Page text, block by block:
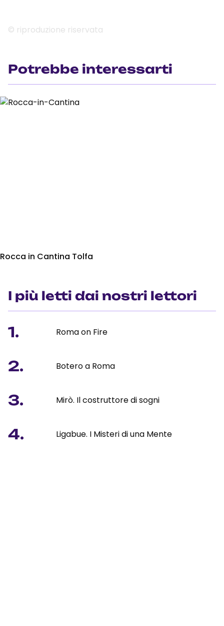
© riproduzione riservata
Potrebbe interessarti
Rocca in Cantina Tolfa
I più letti dai nostri lettori
1. Roma on Fire
2. Botero a Roma
3. Mirò. Il costruttore di sogni
4. Ligabue. I Misteri di una Mente